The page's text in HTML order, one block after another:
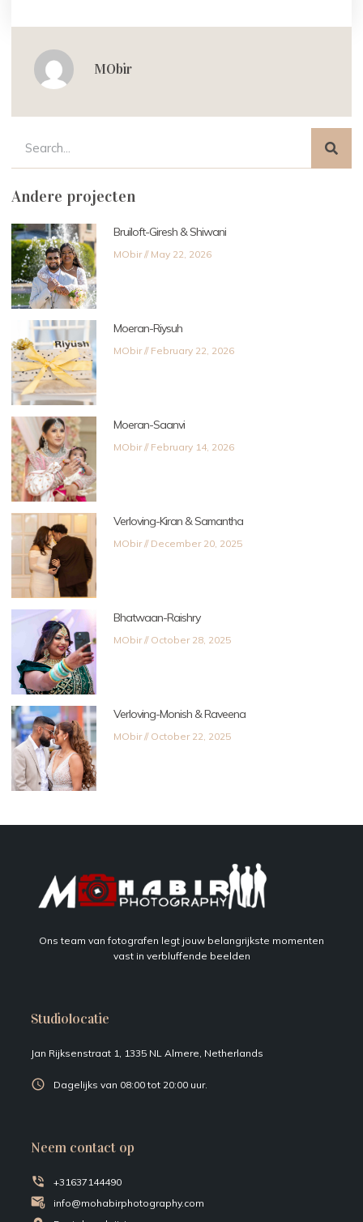
MObir
Andere projecten
Bruiloft-Giresh & Shiwani
MObir May 22, 2026
Moeran-Riysuh
MObir February 22, 2026
Moeran-Saanvi
MObir February 14, 2026
Verloving-Kiran & Samantha
MObir December 20, 2025
Bhatwaan-Raishry
MObir October 28, 2025
Verloving-Monish & Raveena
MObir October 22, 2025
Ons team van fotografen legt jouw belangrijkste momenten
vast in verbluffende beelden
Studiolocatie
Jan Rijksenstraat 1, 1335 NL Almere, Netherlands
Dagelijks van 08:00 tot 20:00 uur.
Neem contact op
+31637144490
info@mohabirphotography.com